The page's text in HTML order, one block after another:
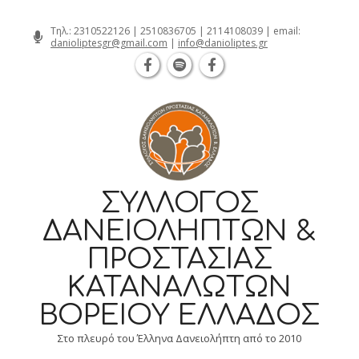
Τηλ.: 2310522126 | 2510836705 | 2114108039 | email:
danioliptesgr@gmail.com | info@danioliptes.gr
ΣΎΛΛΟΓΟΣ
ΔΑΝΕΙΟΛΗΠΤΏΝ &
ΠΡΟΣΤΑΣΊΑΣ
ΚΑΤΑΝΑΛΩΤΏΝ
ΒΟΡΕΊΟΥ ΕΛΛΆΔΟΣ
Στο πλευρό του Έλληνα Δανειολήπτη από το 2010